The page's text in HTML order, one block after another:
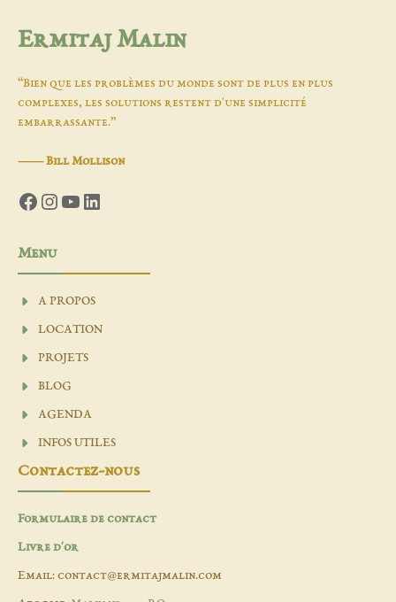
Ermitaj Malin
“Bien que les problèmes du monde sont de plus en plus
complexes, les solutions restent d'une simplicité
embarrassante.”
―Bill Mollison
Facebook
Instagram
YouTube
LinkedIn
Menu
A PROPOS
LOCATION
PROJETS
BLOG
AGENDA
INFOS UTILES
Contactez-nous
Formulaire de contact
Livre d'or
Email: contact@ermitajmalin.com